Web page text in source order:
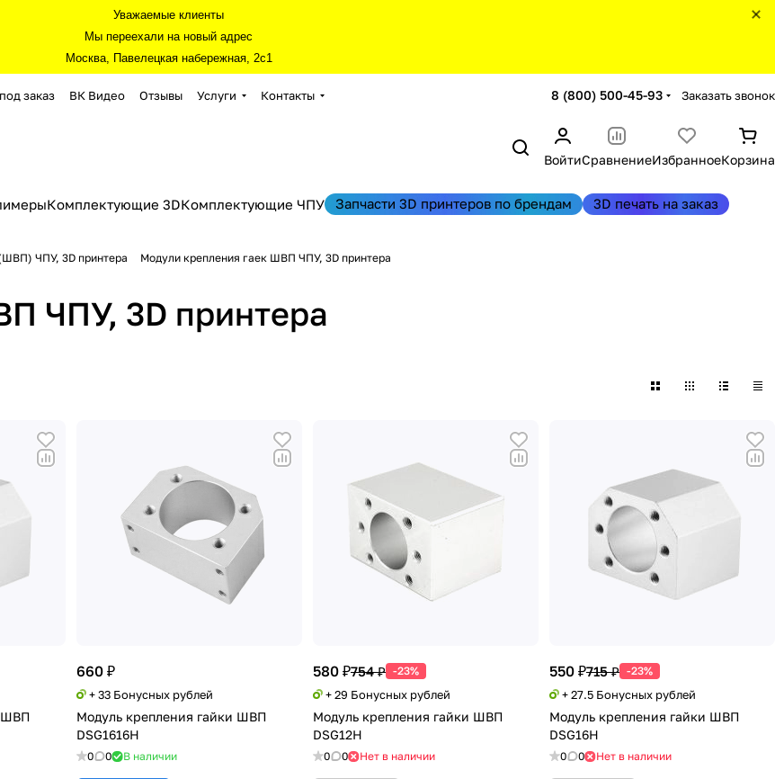
Уважаемые клиенты
Мы переехали на новый адрес
Москва, Павелецкая набережная, 2с1
заказ ВК Видео Отзывы Услуги Контакты 8 (800) 500-45-93 Заказать звонок
ВойтиСравнениеИзбранноеКорзина
Комплектующие 3DКомплектующие ЧПУ Запчасти 3D принтеров по брендам 3D печать на заказ
ЧПУ, 3D принтера Модули крепления гаек ШВП ЧПУ, 3D принтера
ЧПУ, 3D принтера
ШВП
660 ₽
+ 33 Бонусных рублей
Модуль крепления гайки ШВП
DSG1616H
0 0 В наличии
580 ₽754 ₽ -23%
+ 29 Бонусных рублей
Модуль крепления гайки ШВП
DSG12H
0 0 Нет в наличии
550 ₽715 ₽ -23%
+ 27.5 Бонусных рублей
Модуль крепления гайки ШВП
DSG16H
0 0 Нет в наличии